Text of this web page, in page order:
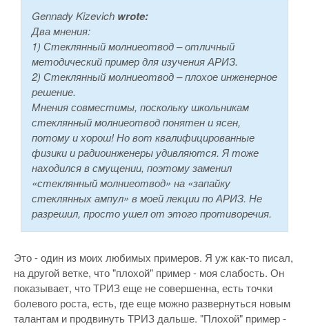
Gennady Kizevich wrote:
Два мнения:
1) Стеклянный молниеотвод – отличный
методический пример для изучения АРИЗ.
2) Стеклянный молниеотвод – плохое инженерное
решение.
Мнения совместимы, поскольку школьникам
стеклянный молниеотвод понятен и ясен,
потому и хорош! Но вот квалифицированные
физики и радиоинженеры удивляются. Я тоже
находился в смущении, поэтому заменил
«стеклянный молниеотвод» на «запайку
стеклянных ампул» в моей лекции по АРИЗ. Не
разрешил, просто ушел от этого противоречия.
Это - один из моих любимых примеров. Я уж как-то писал,
на другой ветке, что "плохой" пример - моя слабость. Он
показывает, что ТРИЗ еще не совершенна, есть точки
болевого роста, есть, где еще можно развернуться новым
талантам и продвинуть ТРИЗ дальше. "Плохой" пример -